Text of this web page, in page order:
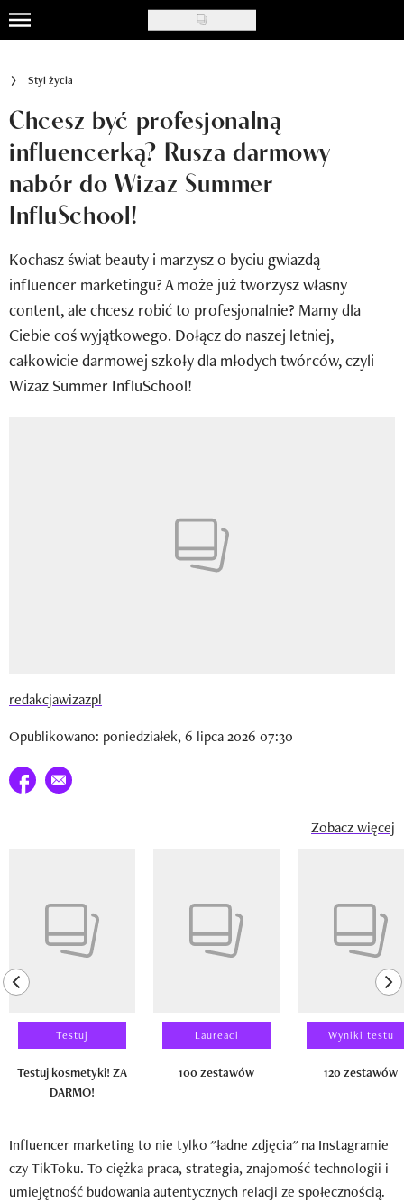
Skip
to
content
Ślub i wesele
Styl życia
Nasze akcje
Inspiracje
Klub Recenzentki
Newsy
Styl życia
Chcesz być profesjonalną
influencerką? Rusza darmowy
nabór do Wizaz Summer
InfluSchool!
Kochasz świat beauty i marzysz o byciu gwiazdą
influencer marketingu? A może już tworzysz własny
content, ale chcesz robić to profesjonalnie? Mamy dla
Ciebie coś wyjątkowego. Dołącz do naszej letniej,
całkowicie darmowej szkoły dla młodych twórców, czyli
Wizaz Summer InfluSchool!
redakcjawizazpl
Opublikowano: poniedziałek, 6 lipca 2026 07:30
Udostępnij na facebook
E-mail do przyjaciela
Zobacz więcej
previous element
Testuj
Testuj kosmetyki! ZA
DARMO!
Laureaci
100 zestawów
Wyniki testu
120 zestawów
Influencer marketing to nie tylko "ładne zdjęcia" na Instagramie
czy TikToku. To ciężka praca, strategia, znajomość technologii i
umiejętność budowania autentycznych relacji ze społecznością.